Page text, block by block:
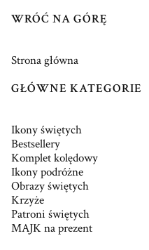
WRÓĆ NA GÓRĘ
Strona główna
GŁÓWNE KATEGORIE
Ikony świętych
Bestsellery
Komplet kolędowy
Ikony podróżne
Obrazy świętych
Krzyże
Patroni świętych
MAJK na prezent